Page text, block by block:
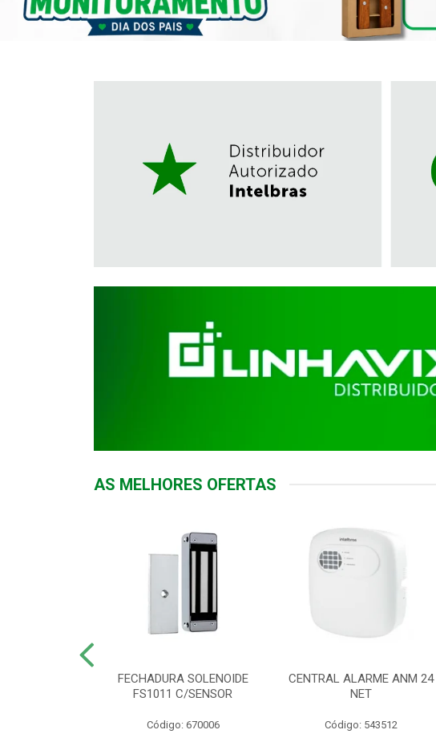
AS MELHORES OFERTAS
FECHADURA SOLENOIDE
FS1011 C/SENSOR
Código: 670006
CENTRAL ALARME ANM 24
NET
Código: 543512